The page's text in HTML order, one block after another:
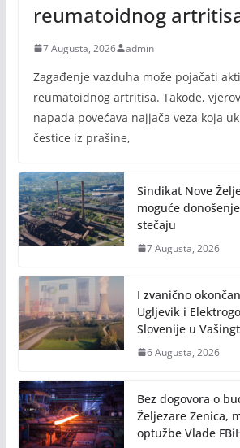
reumatoidnog
7 Augusta, 2026 admin
Zagađenje vazduha može pojačati
reumatoidnog artritisa. Takođe,
napada povećava najjača veza koja
čestice iz prašine,
Sindikat Nove
moguće
stečaju
7 Augusta, 2026
I zvanično
Ugljevik i
Slovenije u
6 Augusta, 2026
Bez dogovora o
Željezare Zenica,
optužbe Vlade